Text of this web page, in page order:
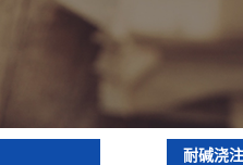
硅酸铝纤
耐碱浇